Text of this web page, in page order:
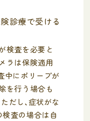
診療で受ける
検査を必要と
ラは保険適用
中にポリープが
を行う場合も
だし、症状がな
査の場合は自